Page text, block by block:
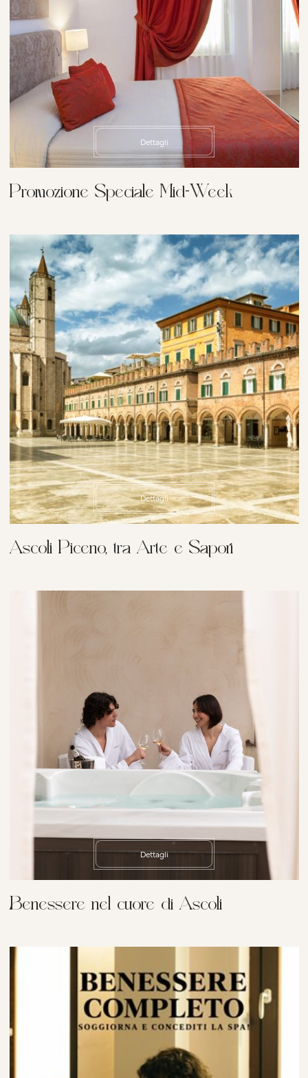
Dettagli
Promozione Speciale Mid-Week
Dettagli
Ascoli Piceno, tra Arte e Sapori
Dettagli
Benessere nel cuore di Ascoli